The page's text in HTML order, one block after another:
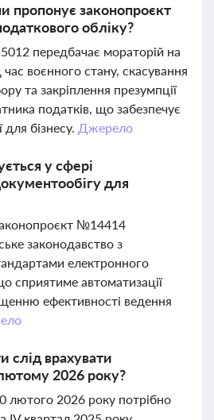
пропонує законопроєкт
обліку?
передбачає мораторій на
час воєнного стану, скасування
та закріплення презумпції
податків, що забезпечує
для бізнесу. Джерело
у сфері
для
№14414
законодавство з
електронного
сприятиме автоматизації
ефективності ведення
слід врахувати
2026 року?
лютого 2026 року потрібно